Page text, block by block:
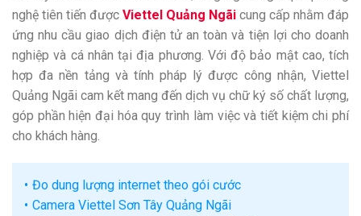
nghệ tiên tiến được Viettel Quảng Ngãi cung cấp nhằm đáp
ứng nhu cầu giao dịch điện tử an toàn và tiện lợi cho doanh
nghiệp và cá nhân tại địa phương. Với độ bảo mật cao, tích
hợp đa nền tảng và tính pháp lý được công nhận, Viettel
Quảng Ngãi cam kết mang đến dịch vụ chữ ký số chất lượng,
góp phần hiện đại hóa quy trình làm việc và tiết kiệm chi phí
cho khách hàng.
Đo dung lượng internet theo gói cước
Camera Viettel Sơn Tây Quảng Ngãi